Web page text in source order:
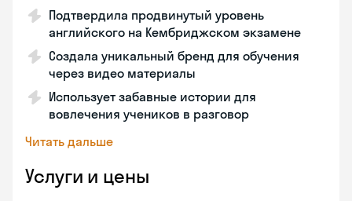
Подтвердила продвинутый уровень
английского на Кембриджском экзамене
Создала уникальный бренд для обучения
через видео материалы
Использует забавные истории для
вовлечения учеников в разговор
Читать дальше
Услуги и цены